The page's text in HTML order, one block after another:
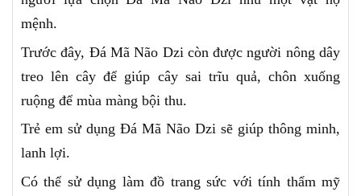
mệnh.
Trước đây, Đá Mã Não Dzi còn được người nông dây
treo lên cây để giúp cây sai trĩu quả, chôn xuống
ruộng để mùa màng bội thu.
Trẻ em sử dụng Đá Mã Não Dzi sẽ giúp thông minh,
lanh lợi.
Có thể sử dụng làm đồ trang sức với tính thẩm mỹ